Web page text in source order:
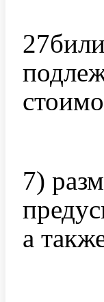
7)
а